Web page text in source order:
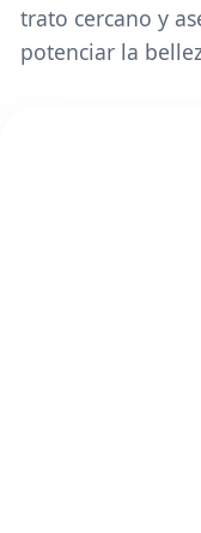
trato cercano y
potenciar la